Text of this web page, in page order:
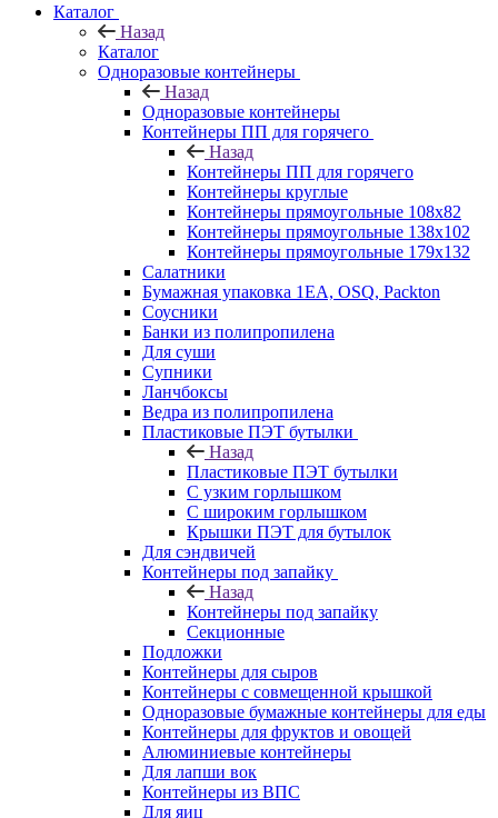
Каталог
Назад
Каталог
Одноразовые контейнеры
Назад
Одноразовые контейнеры
Контейнеры ПП для горячего
Назад
Контейнеры ПП для горячего
Контейнеры круглые
Контейнеры прямоугольные 108х82
Контейнеры прямоугольные 138х102
Контейнеры прямоугольные 179х132
Салатники
Бумажная упаковка 1ЕА, OSQ, Packton
Соусники
Банки из полипропилена
Для суши
Супники
Ланчбоксы
Ведра из полипропилена
Пластиковые ПЭТ бутылки
Назад
Пластиковые ПЭТ бутылки
С узким горлышком
С широким горлышком
Крышки ПЭТ для бутылок
Для сэндвичей
Контейнеры под запайку
Назад
Контейнеры под запайку
Секционные
Подложки
Контейнеры для сыров
Контейнеры с совмещенной крышкой
Одноразовые бумажные контейнеры для еды
Контейнеры для фруктов и овощей
Алюминиевые контейнеры
Для лапши вок
Контейнеры из ВПС
Для яиц